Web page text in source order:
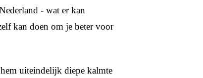
- wat er kan
kan doen om je beter voor
uiteindelijk diepe kalmte